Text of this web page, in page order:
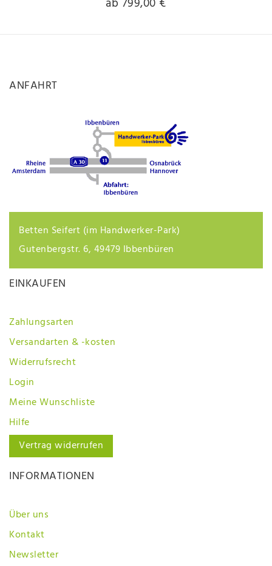
ANFAHRT
Betten Seifert (im Handwerker-Park)
Gutenbergstr. 6, 49479 Ibbenbüren
EINKAUFEN
Zahlungsarten
Versandarten & -kosten
Widerrufsrecht
Login
Meine Wunschliste
Hilfe
Vertrag widerrufen
INFORMATIONEN
Über uns
Kontakt
Newsletter